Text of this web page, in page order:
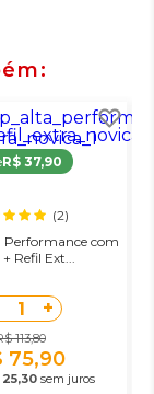
R$ 37,90
(2)
Performance com
Refil Ext...
1 +
113,80
75,90
25,30 sem juros